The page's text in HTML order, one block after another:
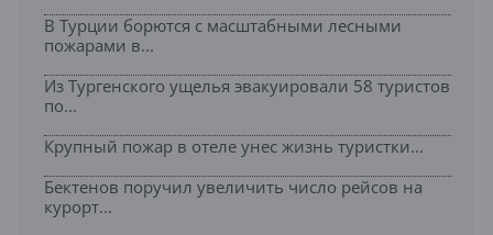
В Турции борются с масштабными лесными
пожарами в...
Из Тургенского ущелья эвакуировали 58 туристов
по...
Крупный пожар в отеле унес жизнь туристки...
Бектенов поручил увеличить число рейсов на
курорт...